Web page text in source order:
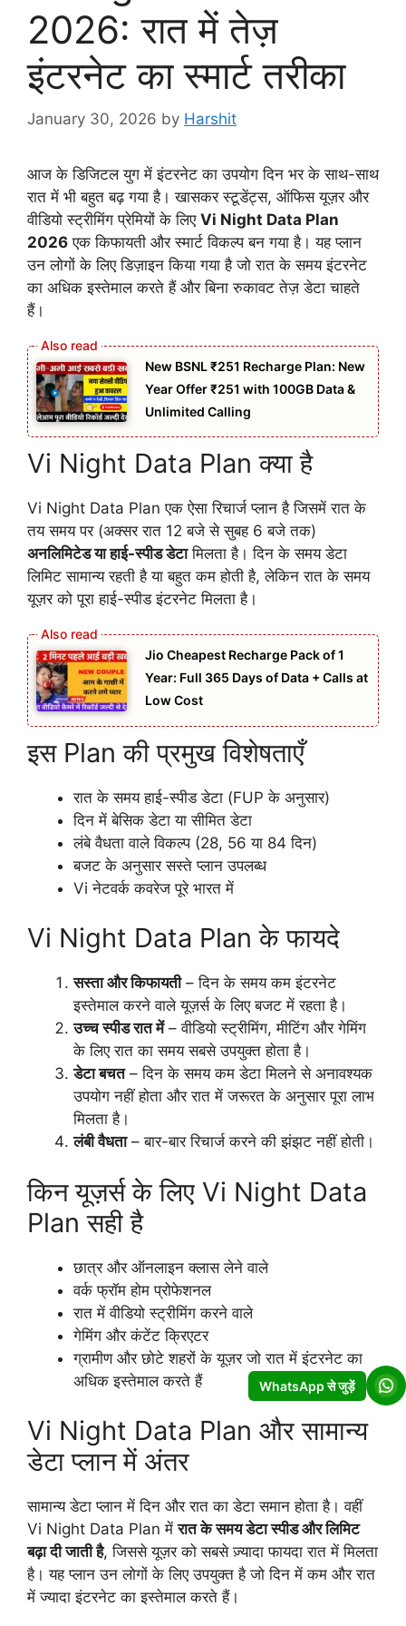
2026: रात में तेज़
इंटरनेट का स्मार्ट तरीका
January 30, 2026 by Harshit
आज के डिजिटल युग में इंटरनेट का उपयोग दिन भर के साथ-साथ
रात में भी बहुत बढ़ गया है। खासकर स्टूडेंट्स, ऑफिस यूज़र और
वीडियो स्ट्रीमिंग प्रेमियों के लिए Vi Night Data Plan
2026 एक किफायती और स्मार्ट विकल्प बन गया है। यह प्लान
उन लोगों के लिए डिज़ाइन किया गया है जो रात के समय इंटरनेट
का अधिक इस्तेमाल करते हैं और बिना रुकावट तेज़ डेटा चाहते
हैं।
New BSNL ₹251 Recharge Plan: New
Year Offer ₹251 with 100GB Data &
Unlimited Calling
Vi Night Data Plan क्या है
Vi Night Data Plan एक ऐसा रिचार्ज प्लान है जिसमें रात के
तय समय पर (अक्सर रात 12 बजे से सुबह 6 बजे तक)
अनलिमिटेड या हाई-स्पीड डेटामिलता है। दिन के समय डेटा
लिमिट सामान्य रहती है या बहुत कम होती है, लेकिन रात के समय
यूज़र को पूरा हाई-स्पीड इंटरनेट मिलता है।
Jio Cheapest Recharge Pack of 1
Year: Full 365 Days of Data + Calls at
Low Cost
इस Plan की प्रमुख विशेषताएँ
रात के समय हाई-स्पीड डेटा (FUP के अनुसार)
दिन में बेसिक डेटा या सीमित डेटा
लंबे वैधता वाले विकल्प (28, 56 या 84 दिन)
बजट के अनुसार सस्ते प्लान उपलब्ध
Vi नेटवर्क कवरेज पूरे भारत में
Vi Night Data Plan के फायदे
सस्ता और किफायती– दिन के समय कम इंटरनेट
इस्तेमाल करने वाले यूज़र्स के लिए बजट में रहता है।
उच्च स्पीड रात में– वीडियो स्ट्रीमिंग, मीटिंग और गेमिंग
के लिए रात का समय सबसे उपयुक्त होता है।
डेटा बचत– दिन के समय कम डेटा मिलने से अनावश्यक
उपयोग नहीं होता और रात में जरूरत के अनुसार पूरा लाभ
मिलता है।
लंबी वैधता– बार-बार रिचार्ज करने की झंझट नहीं होती।
किन यूज़र्स के लिए Vi Night Data
Plan सही है
छात्र और ऑनलाइन क्लास लेने वाले
वर्क फ्रॉम होम प्रोफेशनल
रात में वीडियो स्ट्रीमिंग करने वाले
गेमिंग और कंटेंट क्रिएटर
ग्रामीण और छोटे शहरों के यूज़र जो रात में इंटरनेट का
अधिक इस्तेमाल करते हैं
Vi Night Data Plan और सामान्य
डेटा प्लान में अंतर
सामान्य डेटा प्लान में दिन और रात का डेटा समान होता है। वहीं
Vi Night Data Plan मेंरात के समय डेटा स्पीड और लिमिट
बढ़ा दी जाती है, जिससे यूज़र को सबसे ज़्यादा फायदा रात में मिलता
है। यह प्लान उन लोगों के लिए उपयुक्त है जो दिन में कम और रात
में ज्यादा इंटरनेट का इस्तेमाल करते हैं।
WhatsApp से जुड़ें